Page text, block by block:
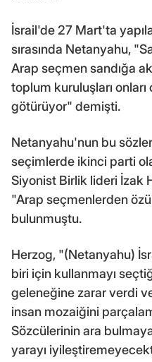
İsrail'de 27 Mart'ta
sırasında Netanyahu,
Arap seçmen sandığa
toplum kuruluşları
götürüyor" demişti.
Netanyahu'nun bu
seçimlerde ikinci parti
Siyonist Birlik lideri İzak
"Arap seçmenlerden
bulunmuştu.
Herzog, "(Netanyahu)
biri için kullanmayı
geleneğine zarar verdi
insan mozaiğini
Sözcülerinin ara
yarayı